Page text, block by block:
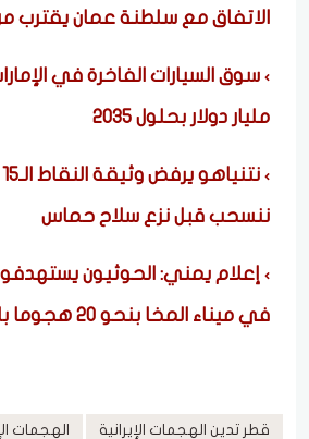
الاتفاق مع سلطنة عمان يقترب
مليار دولار بحلول 2035
ننسحب قبل نزع سلاح حماس
إعلام يمني: الحوثيون
في ميناء المخا بنحو 20 هجوما بالمسيرات
قطر تدين الهجمات الإيرانية الهجمات